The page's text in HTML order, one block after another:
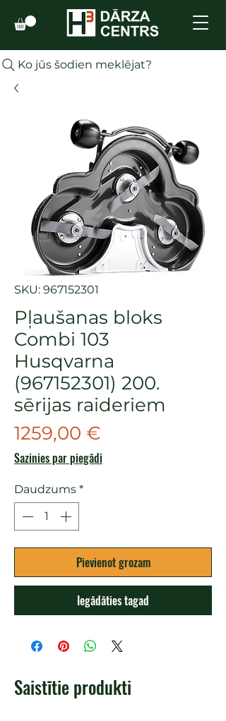
Ko jūs šodien meklējat?
SKU: 967152301
Pļaušanas bloks
Combi 103
Husqvarna
(967152301) 200.
sērijas raideriem
1259,00 €
Sazinies par piegādi
Daudzums *
Pievienot grozam
Iegādāties tagad
Saistītie produkti